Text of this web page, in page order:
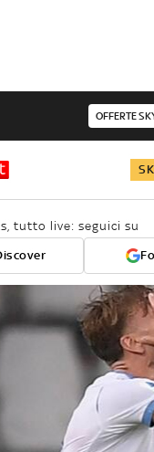
OFFERTE
tutto live: seguici su